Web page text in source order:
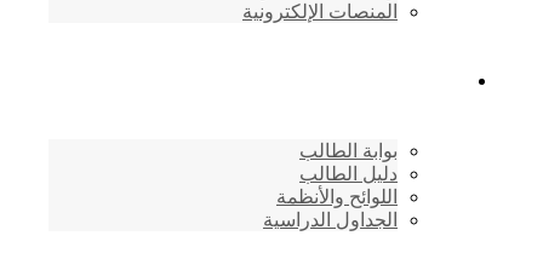
المنصات الإلكترونية
بوابة الطالب
دليل الطالب
اللوائح والأنظمة
الجداول الدراسية